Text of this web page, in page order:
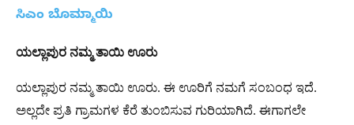
ಸಿಎಂ ಬೊಮ್ಮಾಯಿ
ಯಲ್ಲಾಪುರ ನಮ್ಮ ತಾಯಿ ಊರು
ಯಲ್ಲಾಪುರ ನಮ್ಮ ತಾಯಿ ಊರು. ಈ ಊರಿಗೆ ನಮಗೆ ಸಂಬಂಧ ಇದೆ.
ಅಲ್ಲದೇ ಪ್ರತಿ ಗ್ರಾಮಗಳ ಕೆರೆ ತುಂಬಿಸುವ ಗುರಿಯಾಗಿದೆ. ಈಗಾಗಲೇ